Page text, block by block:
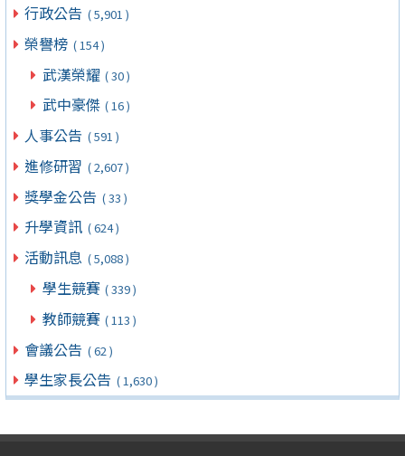
行政公告 ( 5,901 )
榮譽榜 ( 154 )
武漢榮耀 ( 30 )
武中豪傑 ( 16 )
人事公告 ( 591 )
進修研習 ( 2,607 )
獎學金公告 ( 33 )
升學資訊 ( 624 )
活動訊息 ( 5,088 )
學生競賽 ( 339 )
教師競賽 ( 113 )
會議公告 ( 62 )
學生家長公告 ( 1,630 )